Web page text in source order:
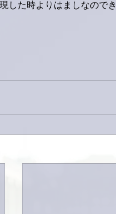
した時よりはましなので